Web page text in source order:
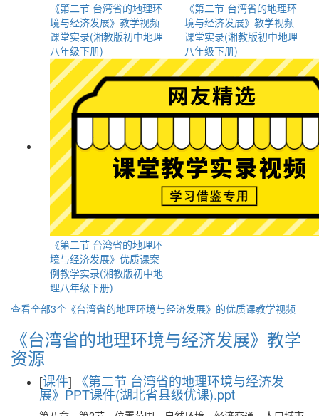
《第二节 台湾省的地理环
境与经济发展》教学视频
课堂实录(湘教版初中地理
八年级下册)
《第二节 台湾省的地理环
境与经济发展》教学视频
课堂实录(湘教版初中地理
八年级下册)
《第二节 台湾省的地理环
境与经济发展》优质课案
例教学实录(湘教版初中地
理八年级下册)
查看全部3个《台湾省的地理环境与经济发展》的优质课教学视频
《台湾省的地理环境与经济发展》教学
资源
[课件] 《第二节 台湾省的地理环境与经济发
展》PPT课件(湖北省县级优课).ppt